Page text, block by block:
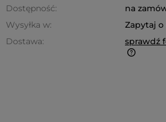
Dostępność:
na
Wysyłka w:
Zapytaj
Dostawa:
sprawdź